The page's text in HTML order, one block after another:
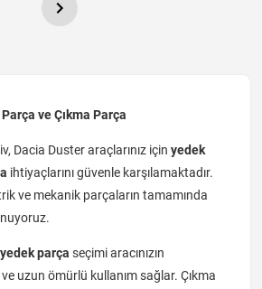
ve Çıkma Parça
Dacia Duster araçlarınız için yedek
ihtiyaçlarını güvenle karşılamaktadır.
ve mekanik parçaların tamamında
parça seçimi aracınızın
ve uzun ömürlü kullanım sağlar. Çıkma